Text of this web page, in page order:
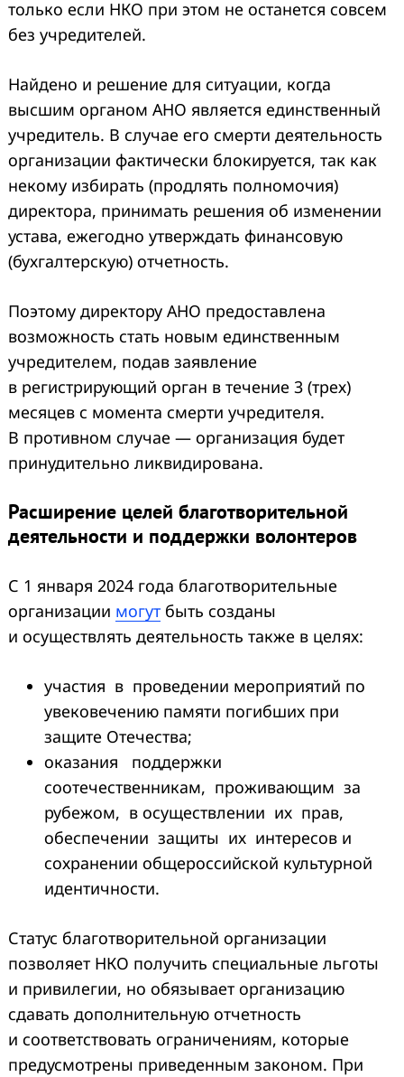
только если НКО при этом не останется совсем
без учредителей.
Найдено и решение для ситуации, когда
высшим органом АНО является единственный
учредитель. В случае его смерти деятельность
организации фактически блокируется, так как
некому избирать (продлять полномочия)
директора, принимать решения об изменении
устава, ежегодно утверждать финансовую
(бухгалтерскую) отчетность.
Поэтому директору АНО предоставлена
возможность стать новым единственным
учредителем, подав заявление
в регистрирующий орган в течение 3 (трех)
месяцев с момента смерти учредителя.
В противном случае — организация будет
принудительно ликвидирована.
Расширение целей благотворительной
деятельности и поддержки волонтеров
С 1 января 2024 года благотворительные
организации могут быть созданы
и осуществлять деятельность также в целях:
участия в проведении мероприятий по
увековечению памяти погибших при
защите Отечества;
оказания поддержки
соотечественникам, проживающим за
рубежом, в осуществлении их прав,
обеспечении защиты их интересов и
сохранении общероссийской культурной
идентичности.
Статус благотворительной организации
позволяет НКО получить специальные льготы
и привилегии, но обязывает организацию
сдавать дополнительную отчетность
и соответствовать ограничениям, которые
предусмотрены приведенным законом. При